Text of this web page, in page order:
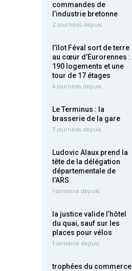
commandes de
l’industrie bretonne
2 journées depuis
l’îlot Féval sort de terre
au cœur d’Eurorennes :
190 logements et une
tour de 17 étages
4 journées depuis
Le Terminus : la
brasserie de la gare
7 journées depuis
Ludovic Alaux prend la
tête de la délégation
départementale de
l’ARS
1 semaine depuis
la justice valide l’hôtel
du quai, sauf sur les
places pour vélos
1 semaine depuis
trophées du commerce